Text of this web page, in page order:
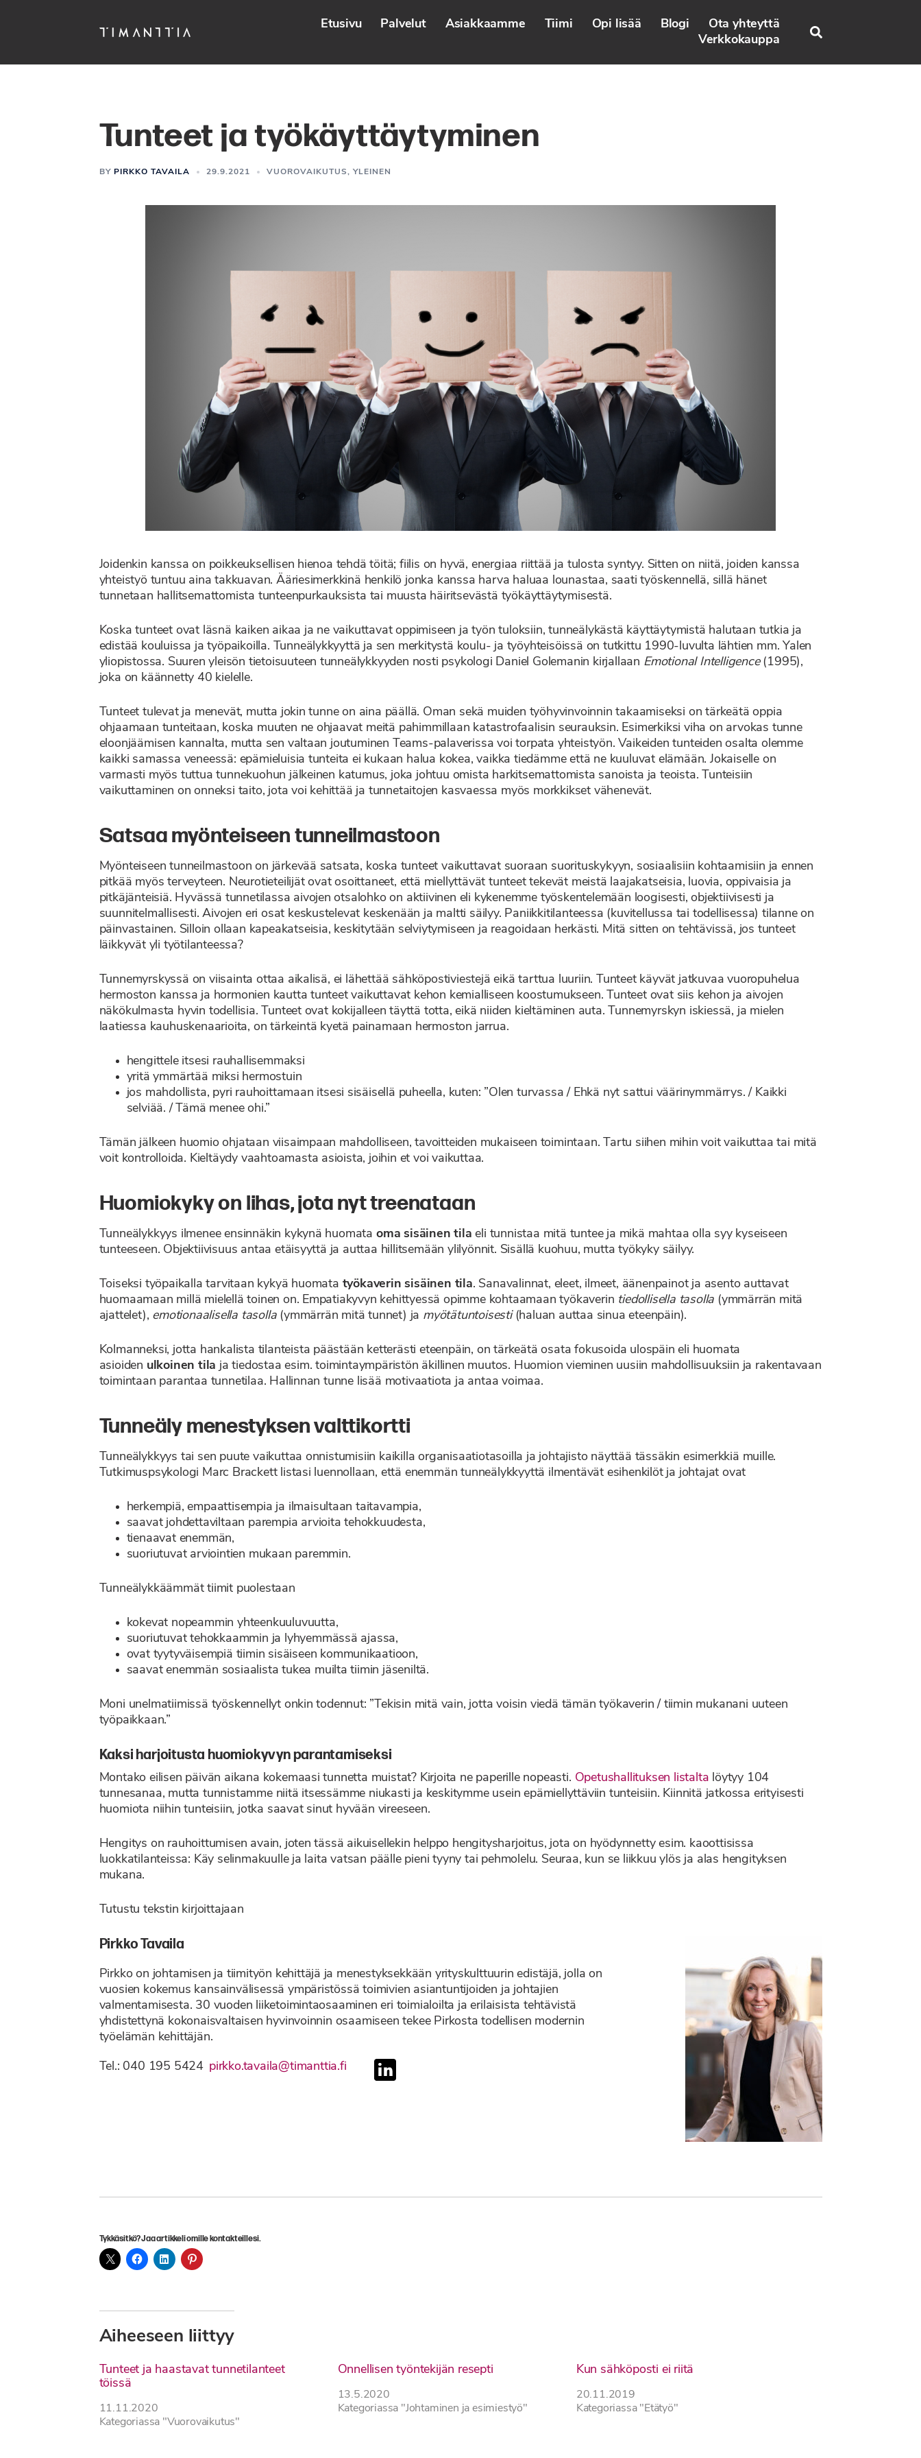
Etusivu Palvelut Asiakkaamme Tiimi Opi lisää Blogi
Ota yhteyttä
Verkkokauppa
Search
Tunteet ja työkäyttäytyminen
BY PIRKKO TAVAILA 29.9.2021 VUOROVAIKUTUS, YLEINEN
Joidenkin kanssa on poikkeuksellisen hienoa tehdä töitä; fiilis on hyvä, energiaa riittää ja tulosta syntyy. Sitten on niitä, joiden kanssa
yhteistyö tuntuu aina takkuavan. Ääriesimerkkinä henkilö jonka kanssa harva haluaa lounastaa, saati työskennellä, sillä hänet
tunnetaan hallitsemattomista tunteenpurkauksista tai muusta häiritsevästä työkäyttäytymisestä.
Koska tunteet ovat läsnä kaiken aikaa ja ne vaikuttavat oppimiseen ja työn tuloksiin, tunneälykästä käyttäytymistä halutaan tutkia ja
edistää kouluissa ja työpaikoilla. Tunneälykkyyttä ja sen merkitystä koulu- ja työyhteisöissä on tutkittu 1990-luvulta lähtien mm. Yalen
yliopistossa. Suuren yleisön tietoisuuteen tunneälykkyyden nosti psykologi Daniel Golemanin kirjallaan Emotional Intelligence(1995),
joka on käännetty 40 kielelle.
Tunteet tulevat ja menevät, mutta jokin tunne on aina päällä. Oman sekä muiden työhyvinvoinnin takaamiseksi on tärkeätä oppia
ohjaamaan tunteitaan, koska muuten ne ohjaavat meitä pahimmillaan katastrofaalisin seurauksin. Esimerkiksi viha on arvokas tunne
eloonjäämisen kannalta, mutta sen valtaan joutuminen Teams-palaverissa voi torpata yhteistyön. Vaikeiden tunteiden osalta olemme
kaikki samassa veneessä: epämieluisia tunteita ei kukaan halua kokea, vaikka tiedämme että ne kuuluvat elämään. Jokaiselle on
varmasti myös tuttua tunnekuohun jälkeinen katumus, joka johtuu omista harkitsemattomista sanoista ja teoista. Tunteisiin
vaikuttaminen on onneksi taito, jota voi kehittää ja tunnetaitojen kasvaessa myös morkkikset vähenevät.
Satsaa myönteiseen tunneilmastoon
Myönteiseen tunneilmastoon on järkevää satsata, koska tunteet vaikuttavat suoraan suorituskykyyn, sosiaalisiin kohtaamisiin ja ennen
pitkää myös terveyteen. Neurotieteilijät ovat osoittaneet, että miellyttävät tunteet tekevät meistä laajakatseisia, luovia, oppivaisia ja
pitkäjänteisiä. Hyvässä tunnetilassa aivojen otsalohko on aktiivinen eli kykenemme työskentelemään loogisesti, objektiivisesti ja
suunnitelmallisesti. Aivojen eri osat keskustelevat keskenään ja maltti säilyy. Paniikkitilanteessa (kuvitellussa tai todellisessa) tilanne on
päinvastainen. Silloin ollaan kapeakatseisia, keskitytään selviytymiseen ja reagoidaan herkästi. Mitä sitten on tehtävissä, jos tunteet
läikkyvät yli työtilanteessa?
Tunnemyrskyssä on viisainta ottaa aikalisä, ei lähettää sähköpostiviestejä eikä tarttua luuriin. Tunteet käyvät jatkuvaa vuoropuhelua
hermoston kanssa ja hormonien kautta tunteet vaikuttavat kehon kemialliseen koostumukseen. Tunteet ovat siis kehon ja aivojen
näkökulmasta hyvin todellisia. Tunteet ovat kokijalleen täyttä totta, eikä niiden kieltäminen auta. Tunnemyrskyn iskiessä, ja mielen
laatiessa kauhuskenaarioita, on tärkeintä kyetä painamaan hermoston jarrua.
hengittele itsesi rauhallisemmaksi
yritä ymmärtää miksi hermostuin
jos mahdollista, pyri rauhoittamaan itsesi sisäisellä puheella, kuten: ”Olen turvassa / Ehkä nyt sattui väärinymmärrys. / Kaikki
selviää. / Tämä menee ohi.”
Tämän jälkeen huomio ohjataan viisaimpaan mahdolliseen, tavoitteiden mukaiseen toimintaan. Tartu siihen mihin voit vaikuttaa tai mitä
voit kontrolloida. Kieltäydy vaahtoamasta asioista, joihin et voi vaikuttaa.
Huomiokyky on lihas, jota nyt treenataan
Tunneälykkyys ilmenee ensinnäkin kykynä huomata oma sisäinen tila eli tunnistaa mitä tuntee ja mikä mahtaa olla syy kyseiseen
tunteeseen. Objektiivisuus antaa etäisyyttä ja auttaa hillitsemään ylilyönnit. Sisällä kuohuu, mutta työkyky säilyy.
Toiseksi työpaikalla tarvitaan kykyä huomata työkaverin sisäinen tila. Sanavalinnat, eleet, ilmeet, äänenpainot ja asento auttavat
huomaamaan millä mielellä toinen on. Empatiakyvyn kehittyessä opimme kohtaamaan työkaverin tiedollisella tasolla (ymmärrän mitä
ajattelet), emotionaalisella tasolla(ymmärrän mitä tunnet) ja myötätuntoisesti(haluan auttaa sinua eteenpäin).
Kolmanneksi, jotta hankalista tilanteista päästään ketterästi eteenpäin, on tärkeätä osata fokusoida ulospäin eli huomata
asioiden ulkoinen tila ja tiedostaa esim. toimintaympäristön äkillinen muutos. Huomion vieminen uusiin mahdollisuuksiin ja rakentavaan
toimintaan parantaa tunnetilaa. Hallinnan tunne lisää motivaatiota ja antaa voimaa.
Tunneäly menestyksen valttikortti
Tunneälykkyys tai sen puute vaikuttaa onnistumisiin kaikilla organisaatiotasoilla ja johtajisto näyttää tässäkin esimerkkiä muille.
Tutkimuspsykologi Marc Brackett listasi luennollaan, että enemmän tunneälykkyyttä ilmentävät esihenkilöt ja johtajat ovat
herkempiä, empaattisempia ja ilmaisultaan taitavampia,
saavat johdettaviltaan parempia arvioita tehokkuudesta,
tienaavat enemmän,
suoriutuvat arviointien mukaan paremmin.
Tunneälykkäämmät tiimit puolestaan
kokevat nopeammin yhteenkuuluvuutta,
suoriutuvat tehokkaammin ja lyhyemmässä ajassa,
ovat tyytyväisempiä tiimin sisäiseen kommunikaatioon,
saavat enemmän sosiaalista tukea muilta tiimin jäseniltä.
Moni unelmatiimissä työskennellyt onkin todennut: ”Tekisin mitä vain, jotta voisin viedä tämän työkaverin / tiimin mukanani uuteen
työpaikkaan.”
Kaksi harjoitusta huomiokyvyn parantamiseksi
Montako eilisen päivän aikana kokemaasi tunnetta muistat? Kirjoita ne paperille nopeasti. Opetushallituksen listalta löytyy 104
tunnesanaa, mutta tunnistamme niitä itsessämme niukasti ja keskitymme usein epämiellyttäviin tunteisiin. Kiinnitä jatkossa erityisesti
huomiota niihin tunteisiin, jotka saavat sinut hyvään vireeseen.
Hengitys on rauhoittumisen avain, joten tässä aikuisellekin helppo hengitysharjoitus, jota on hyödynnetty esim. kaoottisissa
luokkatilanteissa: Käy selinmakuulle ja laita vatsan päälle pieni tyyny tai pehmolelu. Seuraa, kun se liikkuu ylös ja alas hengityksen
mukana.
Tutustu tekstin kirjoittajaan
Pirkko Tavaila
Pirkko on johtamisen ja tiimityön kehittäjä ja menestyksekkään yrityskulttuurin edistäjä, jolla on
vuosien kokemus kansainvälisessä ympäristössä toimivien asiantuntijoiden ja johtajien
valmentamisesta. 30 vuoden liiketoimintaosaaminen eri toimialoilta ja erilaisista tehtävistä
yhdistettynä kokonaisvaltaisen hyvinvoinnin osaamiseen tekee Pirkosta todellisen modernin
työelämän kehittäjän.
Tel.: 040 195 5424 pirkko.tavaila@timanttia.fi linkedin
Tykkäsitkö? Jaa artikkeli omille kontakteillesi.
Aiheeseen liittyy
Tunteet ja haastavat tunnetilanteet
töissä
11.11.2020
Kategoriassa "Vuorovaikutus"
Onnellisen työntekijän resepti
13.5.2020
Kategoriassa "Johtaminen ja esimiestyö"
Kun sähköposti ei riitä
20.11.2019
Kategoriassa "Etätyö"